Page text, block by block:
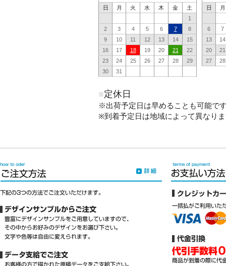
日 月 火 水 木 金
土
1
2
3 4 5 6 7
8
9
10 11 12 13 14
15
16
17 18 19 20 21
22
23
24 25 26 27 28
29
30
31
日 月
6
7
13
14
20
21
27
28
■定休日
※出荷予定日は早めることも可能で
※到着予定日は地域によって異なり